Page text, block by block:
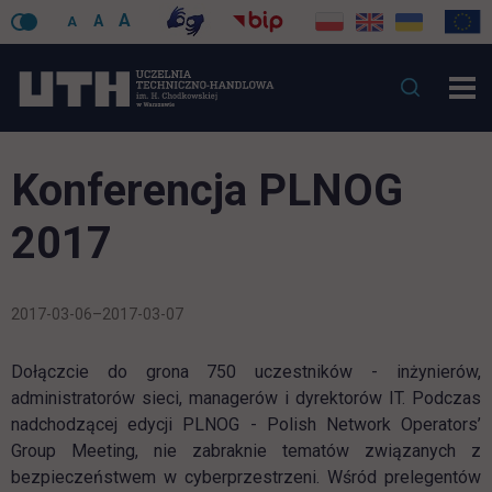
A A A
Konferencja PLNOG
2017
2017-03-06–2017-03-07
Dołączcie do grona 750 uczestników - inżynierów,
administratorów sieci, managerów i dyrektorów IT. Podczas
nadchodzącej edycji PLNOG - Polish Network Operators’
Group Meeting, nie zabraknie tematów związanych z
bezpieczeństwem w cyberprzestrzeni. Wśród prelegentów